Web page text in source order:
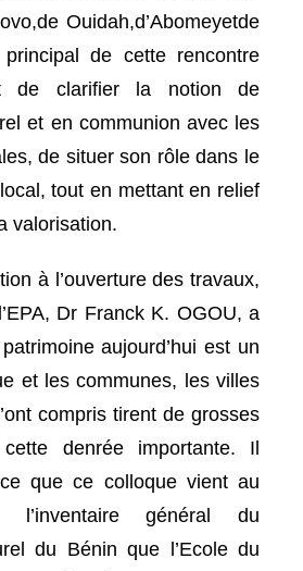
Ouidah,d’Abomeyetde
principal de cette rencontre
de clarifier la notion de
et en communion avec les
de situer son rôle dans le
tout en mettant en relief
valorisation.
à l’ouverture des travaux,
Dr Franck K. OGOU, a
aujourd’hui est un
et les communes, les villes
compris tirent de grosses
denrée importante. Il
que ce colloque vient au
l’inventaire général du
du Bénin que l’Ecole du